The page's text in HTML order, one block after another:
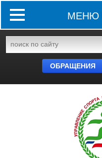
МЕНЮ
ОБРАЩЕНИЯ